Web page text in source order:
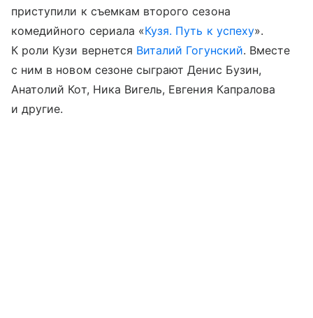
приступили к съемкам второго сезона
комедийного сериала «Кузя. Путь к успеху».
К роли Кузи вернется Виталий Гогунский. Вместе
с ним в новом сезоне сыграют Денис Бузин,
Анатолий Кот, Ника Вигель, Евгения Капралова
и другие.